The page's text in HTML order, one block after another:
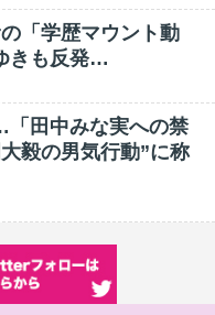
「学歴マウント動
きも反発…
田中みな実への禁
毅の男気行動”に称